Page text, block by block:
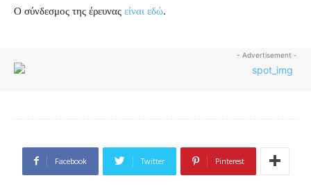
Ο σύνδεσμος της έρευνας είναι εδώ.
- Advertisement -
Facebook Twitter Pinterest